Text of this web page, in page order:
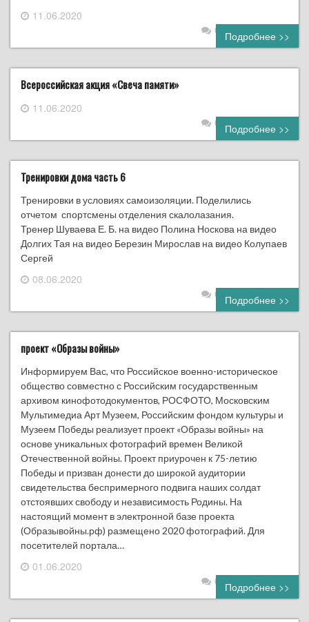
11.06.2020
0 комментариев
Подробнее >>
Всероссийская акция «Свеча памяти»
11.06.2020
0 комментариев
Подробнее >>
Тренировки дома часть 6
Тренировки в условиях самоизоляции. Поделились
отчетом спортсмены отделения скалолазания.
Тренер Шуваева Е. Б. на видео Полина Носкова на видео
Долгих Тая на видео Березин Мирослав на видео Колупаев
Сергей
08.06.2020
0 комментариев
Подробнее >>
проект «Образы войны»
Информируем Вас, что Российское военно-историческое
общество совместно с Российским государственным
архивом кинофотодокументов, РОСФОТО, Московским
Мультимедиа Арт Музеем, Российским фондом культуры и
Музеем Победы реализует проект «Образы войны» на
основе уникальных фотографий времен Великой
Отечественной войны. Проект приурочен к 75-летию
Победы и призван донести до широкой аудитории
свидетельства беспримерного подвига наших солдат
отстоявших свободу и независимость Родины. На
настоящий момент в электронной базе проекта
(Образывойны.рф) размещено 2020 фотографий. Для
посетителей портала…
01.06.2020
0 комментариев
Подробнее >>